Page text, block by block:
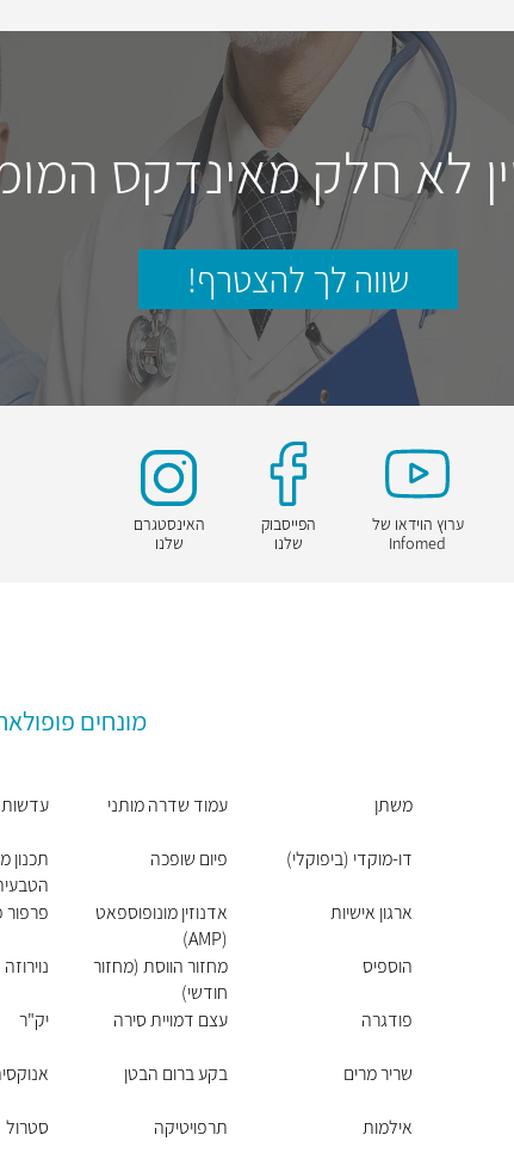
לא חלק מאינדקס
שווה לך להצטרף!
ערוץ הוידאו של
Infomed
הפייסבוק
שלנו
האינסטגרם
שלנו
מונחים
משתן
דו-מוקדי (ביפוקלי)
ארגון אישיות
הוספיס
פודגרה
שריר מרים
אילמות
עמוד שדרה מותני
פיום שופכה
אדנוזין מונופוספאט
(AMP)
מחזור הווסת (מחזור
חודשי)
עצם דמויית סירה
בקע ברום הבטן
תרפויטיקה
עדשות
פרפור
נוירוזה
יק"ר
סטרול